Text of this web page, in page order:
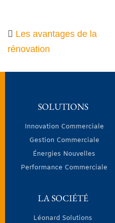
Les avantages de la
rénovation
SOLUTIONS
Innovation Commerciale
Gestion Commerciale
Énergies Nouvelles
Performance Commerciale
LA SOCIÉTÉ
Léonard Solutions